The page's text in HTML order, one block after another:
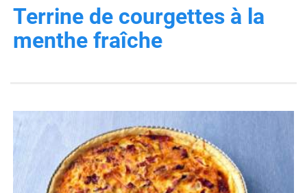
Terrine de courgettes à la
menthe fraîche